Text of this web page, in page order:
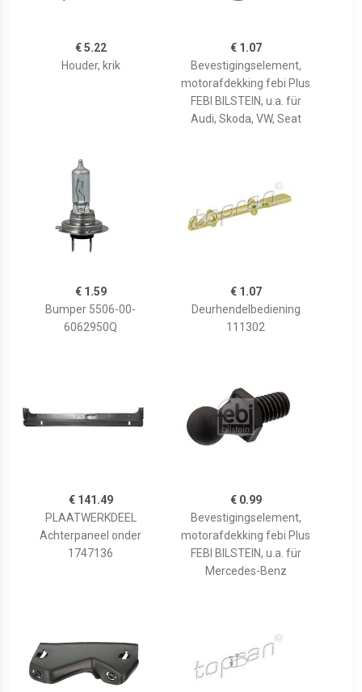
€ 5.22
Houder, krik
€ 1.07
Bevestigingselement,
motorafdekking febi Plus
FEBI BILSTEIN, u.a. für
Audi, Skoda, VW, Seat
€ 1.59
Bumper 5506-00-
6062950Q
€ 1.07
Deurhendelbediening
111302
€ 141.49
PLAATWERKDEEL
Achterpaneel onder
1747136
€ 0.99
Bevestigingselement,
motorafdekking febi Plus
FEBI BILSTEIN, u.a. für
Mercedes-Benz